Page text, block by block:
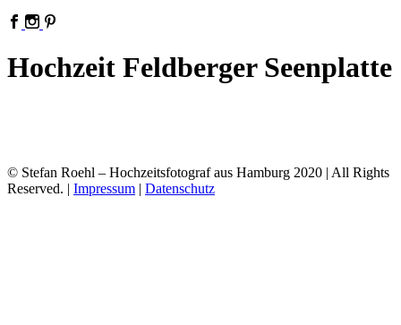
Hochzeit Feldberger Seenplatte
© Stefan Roehl – Hochzeitsfotograf aus Hamburg 2020 | All Rights
Reserved. | Impressum | Datenschutz